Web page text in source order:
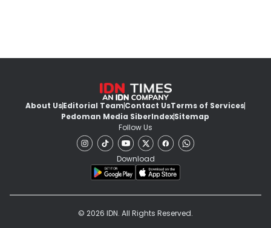
About UsEditorial TeamContact UsTerms of Services
Pedoman Media SiberIndexSitemap
Follow Us
Download
© 2026 IDN. All Rights Reserved.